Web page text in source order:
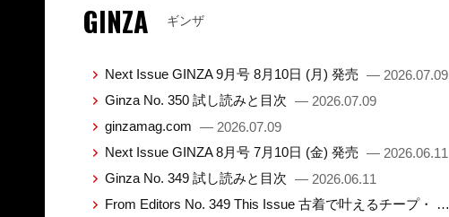
GINZA ギンザ
Next Issue GINZA 9月号 8月10日 (月) 発売 — 2026.07.09
Ginza No. 350 試し読みと目次 — 2026.07.09
ginzamag.com — 2026.07.09
Next Issue GINZA 8月号 7月10日 (金) 発売 — 2026.06.11
Ginza No. 349 試し読みと目次 — 2026.06.11
From Editors No. 349 This Issue 古着で叶えるチープ・ …